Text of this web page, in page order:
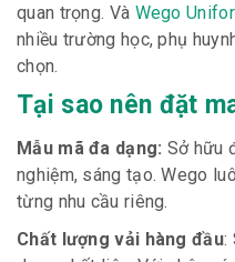
quan trọng. Và Wego
nhiều trường học, phụ
chọn.
Tại sao nên đặt
Mẫu mã đa dạng: Sở hữu
nghiệm, sáng tạo. Wego
từng nhu cầu riêng.
Chất lượng vải hàng đầu: